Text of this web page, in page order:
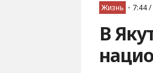
Жизнь • 7:44
В